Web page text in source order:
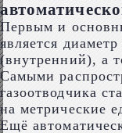
Первым и
является
(внутренний), а
Самыми
газоотводчика
на метрические
Ещё